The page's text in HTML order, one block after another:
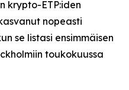
krypto-ETP:iden
nopeasti
se listasi ensimmäisen
toukokuussa